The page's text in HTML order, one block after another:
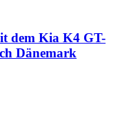
dem Kia K4 GT-
Dänemark